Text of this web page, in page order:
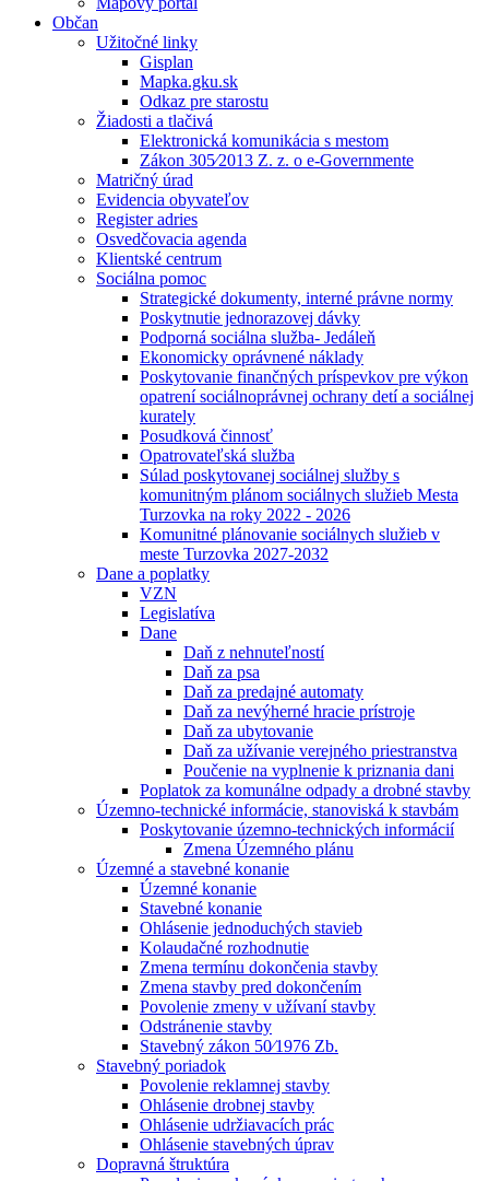
Občan
Užitočné linky
Gisplan
Mapka.gku.sk
Odkaz pre starostu
Žiadosti a tlačivá
Elektronická komunikácia s mestom
Zákon 305⁄2013 Z. z. o e-Governmente
Matričný úrad
Evidencia obyvateľov
Register adries
Osvedčovacia agenda
Klientské centrum
Sociálna pomoc
Strategické dokumenty, interné právne normy
Poskytnutie jednorazovej dávky
Podporná sociálna služba- Jedáleň
Ekonomicky oprávnené náklady
Poskytovanie finančných príspevkov pre výkon
opatrení sociálnoprávnej ochrany detí a sociálnej
kurately
Posudková činnosť
Opatrovateľská služba
Súlad poskytovanej sociálnej služby s
komunitným plánom sociálnych služieb Mesta
Turzovka na roky 2022 - 2026
Komunitné plánovanie sociálnych služieb v
meste Turzovka 2027-2032
Dane a poplatky
VZN
Legislatíva
Dane
Daň z nehnuteľností
Daň za psa
Daň za predajné automaty
Daň za nevýherné hracie prístroje
Daň za ubytovanie
Daň za užívanie verejného priestranstva
Poučenie na vyplnenie k priznania dani
Poplatok za komunálne odpady a drobné stavby
Územno-technické informácie, stanoviská k stavbám
Poskytovanie územno-technických informácií
Zmena Územného plánu
Územné a stavebné konanie
Územné konanie
Stavebné konanie
Ohlásenie jednoduchých stavieb
Kolaudačné rozhodnutie
Zmena termínu dokončenia stavby
Zmena stavby pred dokončením
Povolenie zmeny v užívaní stavby
Odstránenie stavby
Stavebný zákon 50⁄1976 Zb.
Stavebný poriadok
Povolenie reklamnej stavby
Ohlásenie drobnej stavby
Ohlásenie udržiavacích prác
Ohlásenie stavebných úprav
Dopravná štruktúra